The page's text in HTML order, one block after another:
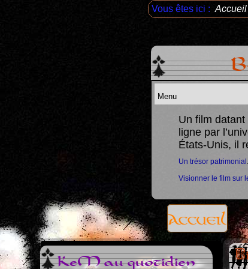
Vous êtes ici : Accueil
Un film
ligne par
États-Unis, il
Un trésor patrimonial .
Visionner le film sur
Accueil
KeM au quotidien